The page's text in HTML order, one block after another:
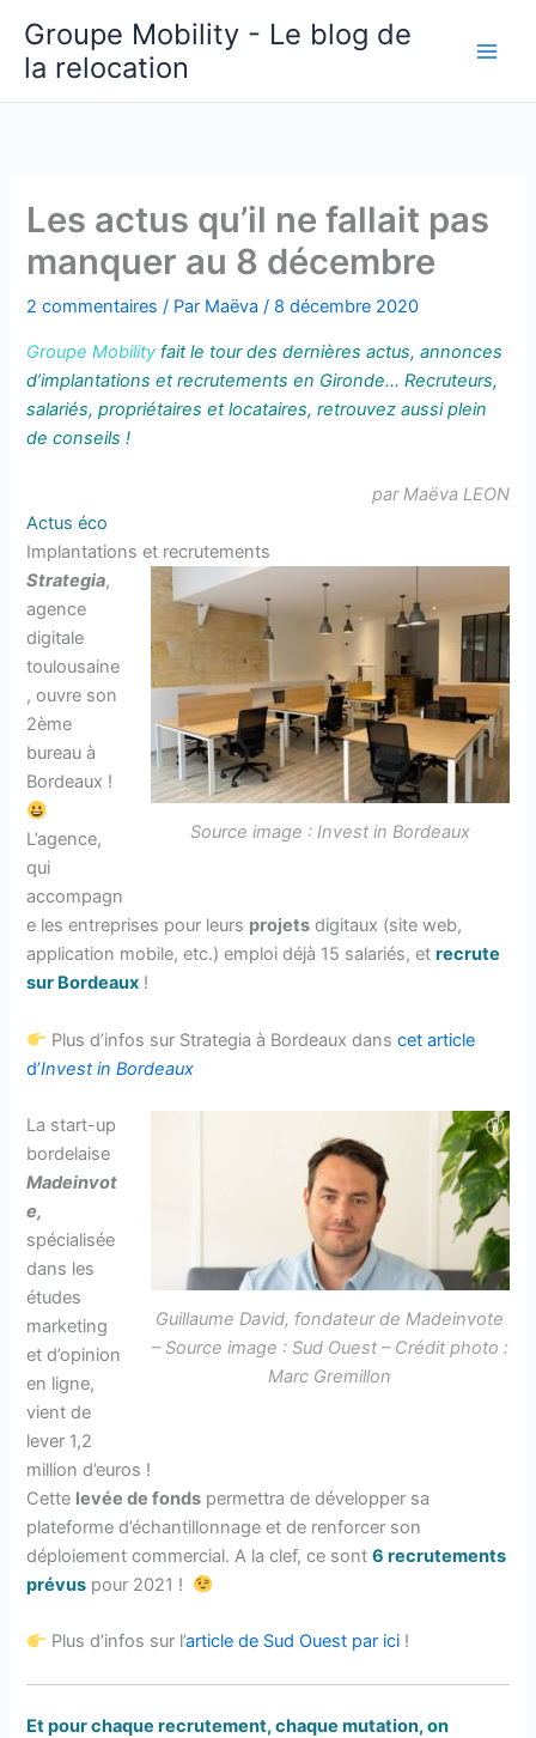
contenu
Groupe Mobility - Le blog de
la relocation
Les actus qu’il ne fallait pas
manquer au 8 décembre
2 commentaires / Par Maëva/ 8 décembre 2020
Groupe Mobility fait le tour des dernières actus, annonces
d’implantations et recrutements en Gironde… Recruteurs,
salariés, propriétaires et locataires, retrouvez aussi plein
de conseils !
par Maëva LEON
Actus éco
Implantations et recrutements
Source image : Invest in Bordeaux
Strategia,
agence
digitale
toulousaine
, ouvre son
2ème
bureau à
Bordeaux !
L’agence,
qui
accompagn
e les entreprises pour leurs projets digitaux (site web,
application mobile, etc.) emploi déjà 15 salariés, etrecrute
sur Bordeaux !
Plus d’infos sur Strategia à Bordeaux danscet article
d’Invest in Bordeaux
Guillaume David, fondateur de Madeinvote
– Source image : Sud Ouest – Crédit photo :
Marc Gremillon
La start-up
bordelaise
Madeinvot
e,
spécialisée
dans les
études
marketing
et d’opinion
en ligne,
vient de
lever 1,2
million d’euros !
Cette levée de fonds permettra de développer sa
plateforme d’échantillonnage et de renforcer son
déploiement commercial. A la clef, ce sont6 recrutements
prévus pour 2021 !
Plus d’infos sur l’article de Sud Ouest par ici !
Et pour chaque recrutement, chaque mutation,on